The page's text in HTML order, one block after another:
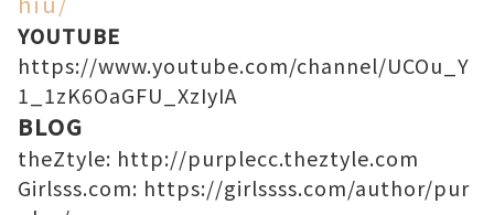
YOUTUBE
https://www.youtube.com/channel/UCOu_Y
1_1zK6OaGFU_XzIyIA
BLOG
theZtyle: http://purplecc.theztyle.com
Girlsss.com: https://girlssss.com/author/pur